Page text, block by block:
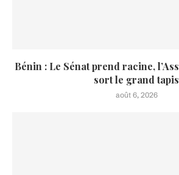
Bénin : Le Sénat prend racine,
sort le grand tapis
août 6, 2026